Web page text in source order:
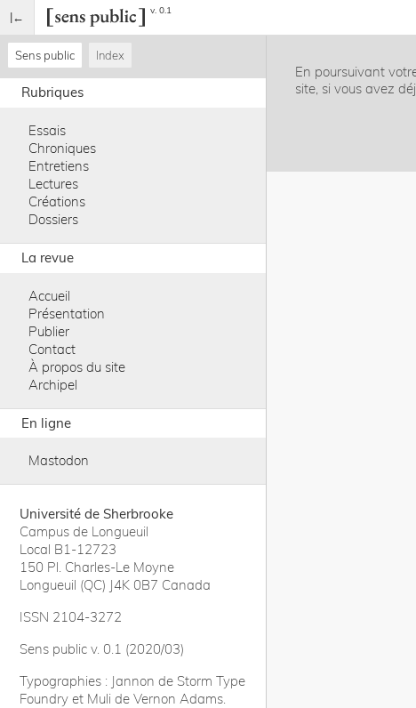
v. 0.1
Sens public Index
Rubriques
Essais
Chroniques
Entretiens
Lectures
Créations
Dossiers
La revue
Accueil
Présentation
Publier
Contact
À propos du site
Archipel
En ligne
Mastodon
Université de Sherbrooke
Campus de Longueuil
Local B1-12723
150 Pl. Charles-Le Moyne
Longueuil (QC) J4K 0B7 Canada
ISSN 2104-3272
Sens public v. 0.1 (2020/03)
Typographies : Jannon de Storm Type
Foundry et Muli de Vernon Adams.
En poursuivant
site, si vous avez